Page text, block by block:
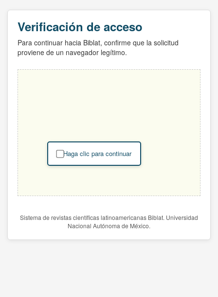
Verificación de acceso
Para continuar hacia Biblat, confirme que la solicitud
proviene de un navegador legítimo.
Haga clic para continuar
Sistema de revistas científicas latinoamericanas Biblat. Universidad
Nacional Autónoma de México.